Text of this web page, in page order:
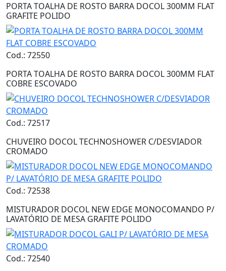
PORTA TOALHA DE ROSTO BARRA DOCOL 300MM FLAT
GRAFITE POLIDO
Cod.: 72550
PORTA TOALHA DE ROSTO BARRA DOCOL 300MM FLAT
COBRE ESCOVADO
Cod.: 72517
CHUVEIRO DOCOL TECHNOSHOWER C/DESVIADOR
CROMADO
Cod.: 72538
MISTURADOR DOCOL NEW EDGE MONOCOMANDO P/
LAVATÓRIO DE MESA GRAFITE POLIDO
Cod.: 72540